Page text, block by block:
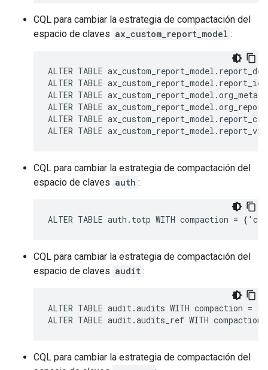
CQL para cambiar la estrategia de compactación del
espacio de claves ax_custom_report_model :
ALTER TABLE
ALTER TABLE
ALTER TABLE
ALTER TABLE
ALTER TABLE
ALTER TABLE
CQL para cambiar la estrategia de compactación del
espacio de claves auth :
ALTER TABLE auth.totp WITH compaction =
CQL para cambiar la estrategia de compactación del
espacio de claves audit :
ALTER TABLE audit.audits WITH compaction
ALTER TABLE audit.audits_ref WITH
CQL para cambiar la estrategia de compactación del